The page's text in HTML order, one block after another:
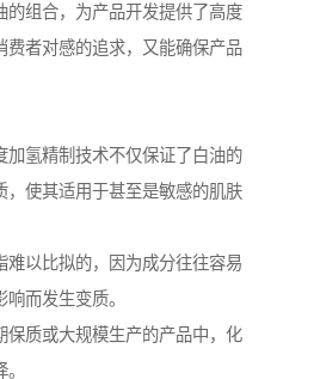
的组合，为产品开发提供了高度
费者对感的追求，又能确保产品
加氢精制技术不仅保证了白油的
，使其适用于甚至是敏感的肌肤
难以比拟的，因为成分往往容易
而发生变质。
保质或大规模生产的产品中，化